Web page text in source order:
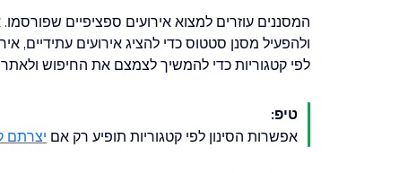
המסננים עוזרים למצוא אירועים ספציפיים
ולהפעיל מסנן סטטוס כדי להציג אירועים עתידיים,
לפי קטגוריות כדי להמשיך לצמצם את החיפוש ולאתר
טיפ:
אפשרות הסינון לפי קטגוריות תופיע רק אם יצרתם